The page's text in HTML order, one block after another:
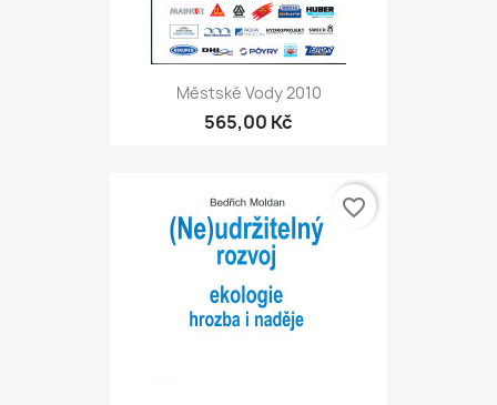
Městské Vody 2010
565,00 Kč
favorite_border